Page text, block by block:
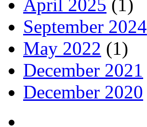
April 2025 (1)
September 2024
May 2022 (1)
December 2021
December 2020